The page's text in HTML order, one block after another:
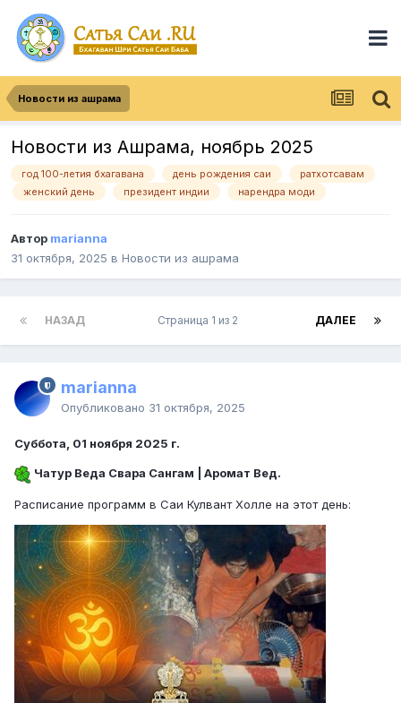
Новости из ашрама
Новости из Ашрама, ноябрь 2025
год 100-летия бхагавана день рождения саи
ратхотсавам
женский день
президент индии нарендра моди
Автор marianna
31 октября, 2025 в Новости из ашрама
НАЗАД ДАЛЕЕ
Страница 1 из 2
marianna
Опубликовано 31 октября, 2025
Суббота, 01 ноября 2025 г.
Чатур Веда Свара Сангам | Аромат Вед.
Расписание программ в Саи Кулвант Холле на этот день: